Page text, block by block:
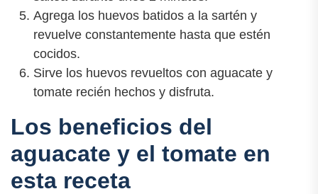
Agrega los huevos batidos a la sartén y
revuelve constantemente hasta que estén
cocidos.
Sirve los huevos revueltos con aguacate y
tomate recién hechos y disfruta.
Los beneficios del
aguacate y el tomate en
esta receta